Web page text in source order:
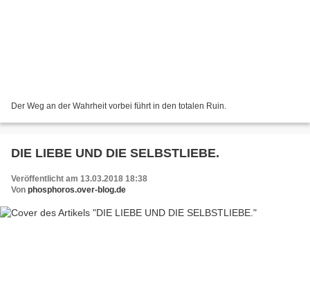
Der Weg an der Wahrheit vorbei führt in den totalen Ruin.
DIE LIEBE UND DIE SELBSTLIEBE.
Veröffentlicht am 13.03.2018 18:38
Von phosphoros.over-blog.de